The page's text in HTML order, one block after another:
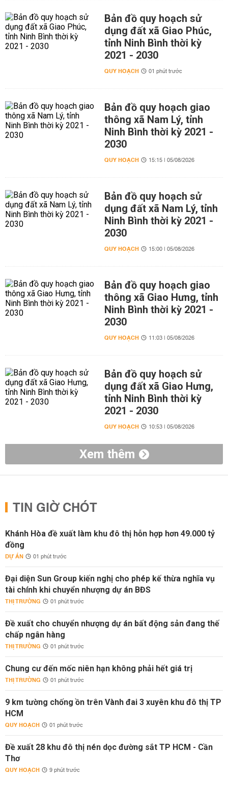
Bản đồ quy hoạch sử
dụng đất xã Giao Phúc,
tỉnh Ninh Bình thời kỳ
2021 - 2030
QUY HOẠCH 01 phút trước
Bản đồ quy hoạch giao
thông xã Nam Lý, tỉnh
Ninh Bình thời kỳ 2021 -
2030
QUY HOẠCH 15:15 | 05/08/2026
Bản đồ quy hoạch sử
dụng đất xã Nam Lý, tỉnh
Ninh Bình thời kỳ 2021 -
2030
QUY HOẠCH 15:00 | 05/08/2026
Bản đồ quy hoạch giao
thông xã Giao Hưng, tỉnh
Ninh Bình thời kỳ 2021 -
2030
QUY HOẠCH 11:03 | 05/08/2026
Bản đồ quy hoạch sử
dụng đất xã Giao Hưng,
tỉnh Ninh Bình thời kỳ
2021 - 2030
QUY HOẠCH 10:53 | 05/08/2026
Xem thêm
TIN GIỜ CHÓT
Khánh Hòa đề xuất làm khu đô thị hỗn hợp hơn 49.000 tỷ
đồng
DỰ ÁN 01 phút trước
Đại diện Sun Group kiến nghị cho phép kế thừa nghĩa vụ
tài chính khi chuyển nhượng dự án BĐS
THỊ TRƯỜNG 01 phút trước
Đề xuất cho chuyển nhượng dự án bất động sản đang thế
chấp ngân hàng
THỊ TRƯỜNG 01 phút trước
Chung cư đến mốc niên hạn không phải hết giá trị
THỊ TRƯỜNG 01 phút trước
9 km tường chống ồn trên Vành đai 3 xuyên khu đô thị TP
HCM
QUY HOẠCH 01 phút trước
Đề xuất 28 khu đô thị nén dọc đường sắt TP HCM - Cần
Thơ
QUY HOẠCH 9 phút trước